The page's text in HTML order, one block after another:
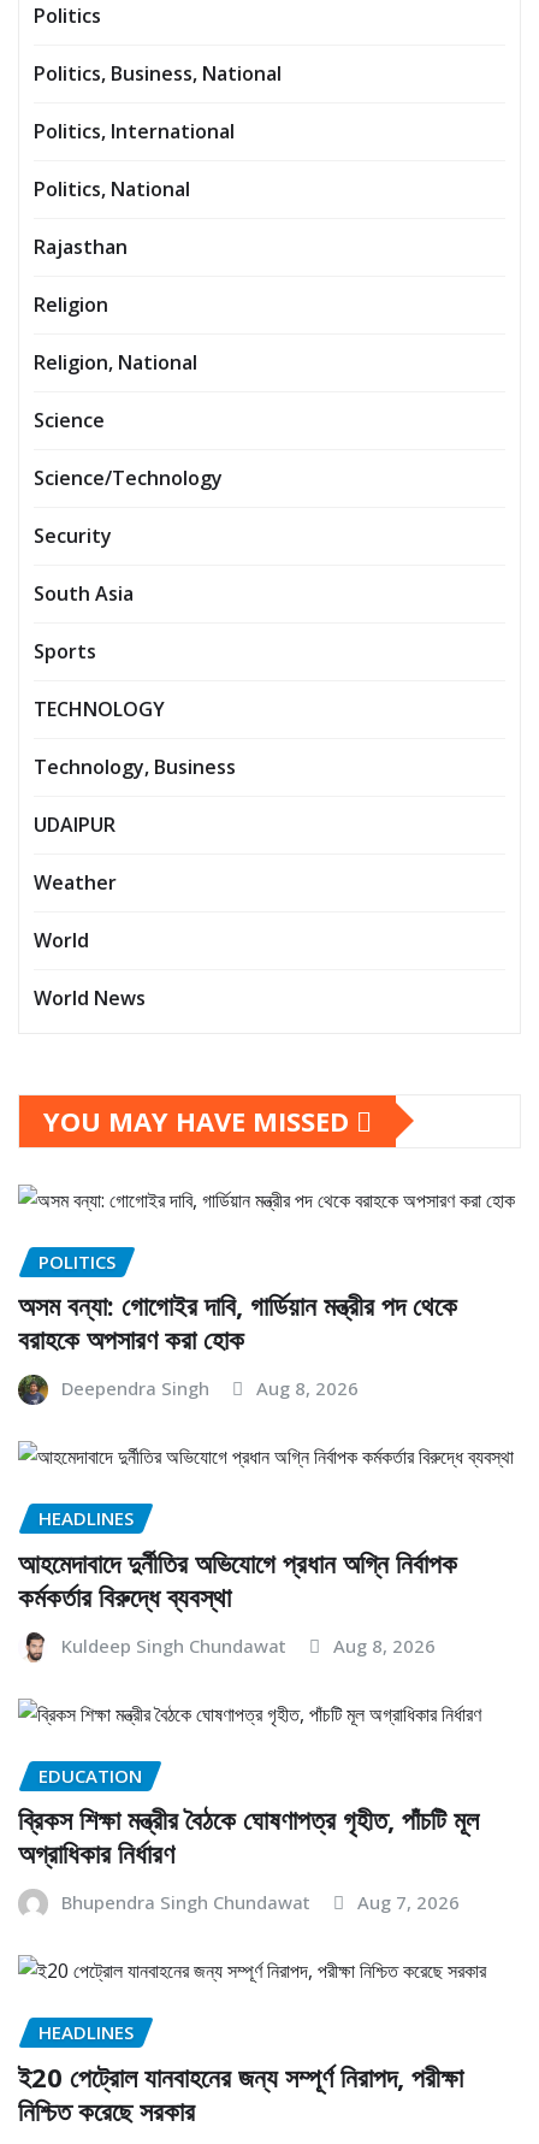
Politics
Politics, Business, National
Politics, International
Politics, National
Rajasthan
Religion
Religion, National
Science
Science/Technology
Security
South Asia
Sports
TECHNOLOGY
Technology, Business
UDAIPUR
Weather
World
World News
YOU MAY HAVE MISSED
POLITICS
অসম বন্যা: গোগোইর দাবি, গার্ডিয়ান মন্ত্রীর পদ থেকে
বরাহকে অপসারণ করা হোক
Deependra Singh Aug 8, 2026
HEADLINES
আহমেদাবাদে দুর্নীতির অভিযোগে প্রধান অগ্নি নির্বাপক
কর্মকর্তার বিরুদ্ধে ব্যবস্থা
Kuldeep Singh Chundawat Aug 8, 2026
EDUCATION
ব্রিকস শিক্ষা মন্ত্রীর বৈঠকে ঘোষণাপত্র গৃহীত, পাঁচটি মূল
অগ্রাধিকার নির্ধারণ
Bhupendra Singh Chundawat Aug 7, 2026
HEADLINES
ই20 পেট্রোল যানবাহনের জন্য সম্পূর্ণ নিরাপদ, পরীক্ষা
নিশ্চিত করেছে সরকার